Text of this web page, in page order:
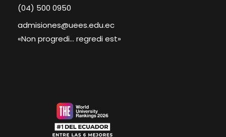
(04) 500 0950
admisiones@uees.edu.ec
«Non progredi… regredi est»